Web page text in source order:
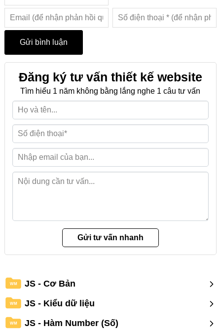
Đăng ký tư vấn thiết kế website
Tìm hiểu 1 năm không bằng lắng nghe 1 câu tư vấn
WM JS - Cơ Bản
WM JS - Kiểu dữ liệu
WM JS - Hàm Number (Số)